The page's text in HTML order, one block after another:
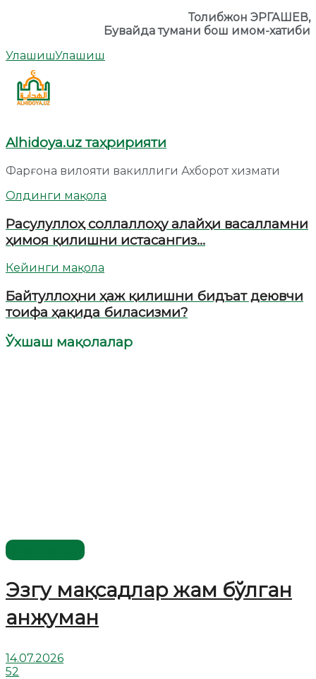
Толибжон ЭРГАШЕВ,
Бувайда тумани бош имом-хатиби
УлашишУлашиш
Alhidoya.uz таҳририяти
Фарғона вилояти вакиллиги Ахборот хизмати
Олдинги мақола
Расулуллоҳ соллаллоҳу алайҳи васалламни
ҳимоя қилишни истасангиз…
Кейинги мақола
Байтуллоҳни ҳаж қилишни бидъат деювчи
тоифа ҳақида биласизми?
Ўхшаш мақолалар
Эзгу мақсадлар жам бўлган
анжуман
14.07.2026
52